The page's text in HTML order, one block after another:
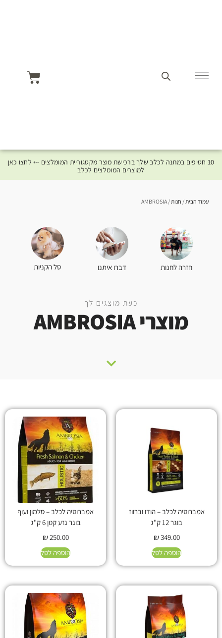
10 חטיפים במתנה לכלב שלך ברכישת מוצר מקטגוריית המומלצים ⤎ לחצו כאן
למוצרים המומלצים לכלב
עמוד הבית/ חנות/ AMBROSIA
חזרה לחנות דברו איתנו סל הקניות
כעת מוצגים לך
מוצרי AMBROSIA
אמברוסיה לכלב – הודו וברווז
בוגר 12 ק"ג
₪349.00
הוספה לסל
אמברוסיה לכלב – סלמון ועוף
בוגר גזע קטן 6 ק"ג
₪250.00
הוספה לסל